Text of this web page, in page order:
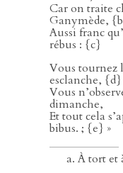
Car on traite
Ganymède,
Aussi franc
rébus : {c}
Vous tournez
esclanche, {d}
Vous
dimanche,
Et tout cela
bibus. ; {e} »
À tort et